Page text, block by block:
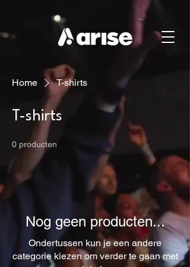
Home T-shirts
T-shirts
0 producten
Nog geen producten...
Ondertussen kun je een andere
categorie kiezen om verder te gaan met